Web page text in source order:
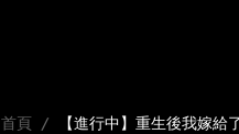
首頁 / 【進行中】重生後我嫁給